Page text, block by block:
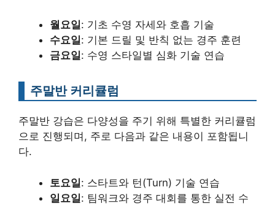
월요일: 기초 수영 자세와 호흡 기술
수요일: 기본 드릴 및 반칙 없는 경주 훈련
금요일: 수영 스타일별 심화 기술 연습
주말반 커리큘럼
주말반 강습은 다양성을 주기 위해 특별한 커리큘럼
으로 진행되며, 주로 다음과 같은 내용이 포함됩니
다.
토요일: 스타트와 턴(Turn) 기술 연습
일요일: 팀워크와 경주 대회를 통한 실전 수